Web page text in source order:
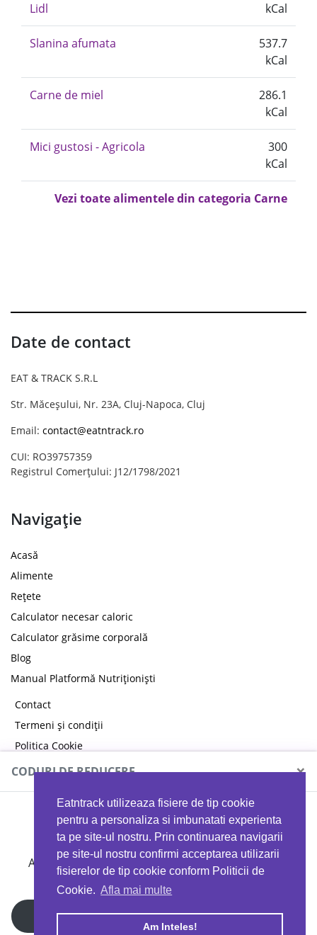
Eatntrack utilizeaza fisiere de tip cookie
pentru a personaliza si imbunatati experienta
ta pe site-ul nostru. Prin continuarea navigarii
pe site-ul nostru confirmi acceptarea utilizarii
fisierelor de tip cookie conform Politicii de
Cookie. Afla mai multe
Am Inteles!
Lidl
kCal
Slanina afumata
537.7
kCal
Carne de miel
286.1
kCal
Mici gustosi - Agricola
300
kCal
Vezi toate alimentele din categoria Carne
Date de contact
EAT & TRACK S.R.L
Str. Măceșului, Nr. 23A, Cluj-Napoca, Cluj
Email: contact@eatntrack.ro
CUI: RO39757359
Registrul Comerțului: J12/1798/2021
Navigație
Acasă
Alimente
Rețete
Calculator necesar caloric
Calculator grăsime corporală
Blog
Manual Platformă Nutriționiști
Contact
Termeni și condiții
Politica Cookie
Politica de confidențialitate
CODURI DE REDUCERE ×
MYPROTEIN
Ai 40%reducere la orice comandă folosind codul
EATTRACK
Profită acum